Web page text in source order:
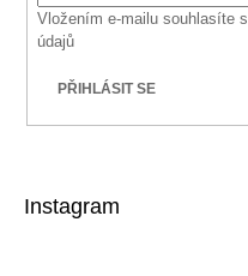
Vložením e-mailu souhlasíte s
údajů
PŘIHLÁSIT SE
Instagram